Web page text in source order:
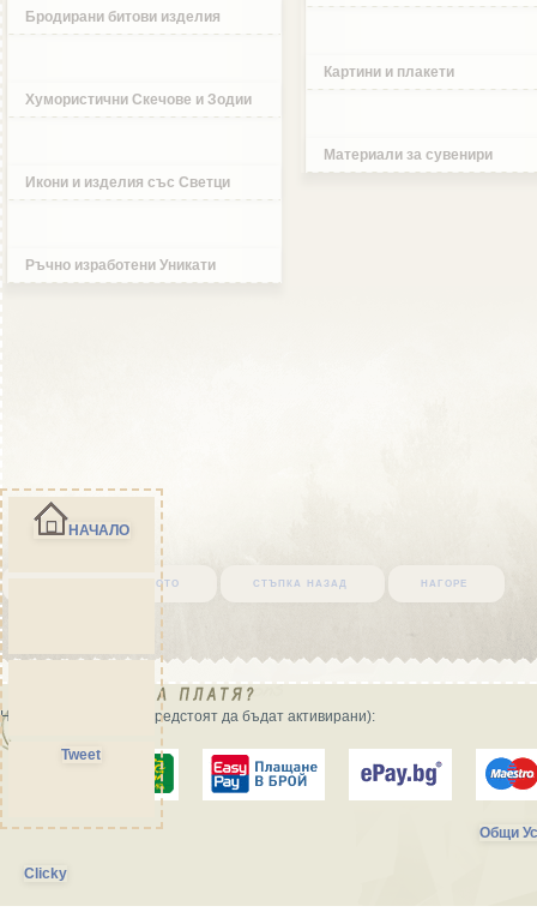
Бродирани битови изделия
Хумористични Скечове и Зодии
Икони и изделия със Светци
Ръчно изработени Уникати
Картини и плакети
Материали за сувенири
върни се в началото стъпка назад нагоре
Начини на плащане (предстоят да бъдат активирани):
Общи
Clicky
НАЧАЛО
Tweet